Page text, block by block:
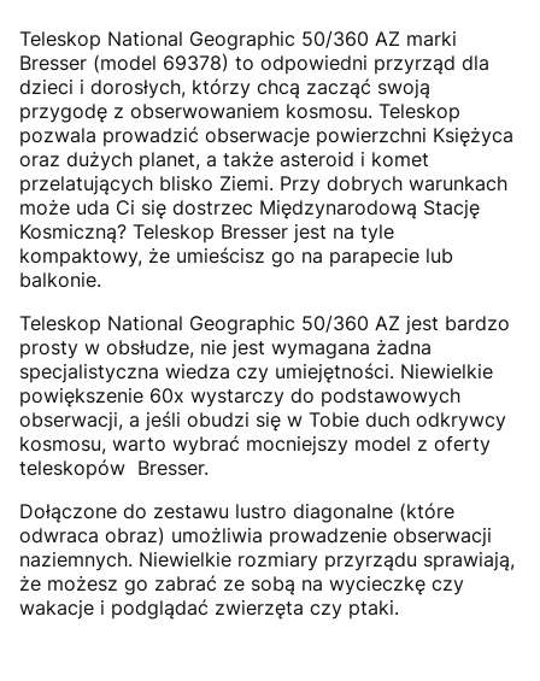
Teleskop National Geographic 50/360 AZ marki
Bresser (model 69378) to odpowiedni przyrząd dla
dzieci i dorosłych, którzy chcą zacząć swoją
przygodę z obserwowaniem kosmosu. Teleskop
pozwala prowadzić obserwacje powierzchni Księżyca
oraz dużych planet, a także asteroid i komet
przelatujących blisko Ziemi. Przy dobrych warunkach
może uda Ci się dostrzec Międzynarodową Stację
Kosmiczną? Teleskop Bresser jest na tyle
kompaktowy, że umieścisz go na parapecie lub
balkonie.
Teleskop National Geographic 50/360 AZ jest bardzo
prosty w obsłudze, nie jest wymagana żadna
specjalistyczna wiedza czy umiejętności. Niewielkie
powiększenie 60x wystarczy do podstawowych
obserwacji, a jeśli obudzi się w Tobie duch odkrywcy
kosmosu, warto wybrać mocniejszy model z oferty
teleskopów Bresser.
Dołączone do zestawu lustro diagonalne (które
odwraca obraz) umożliwia prowadzenie obserwacji
naziemnych. Niewielkie rozmiary przyrządu sprawiają,
że możesz go zabrać ze sobą na wycieczkę czy
wakacje i podglądać zwierzęta czy ptaki.